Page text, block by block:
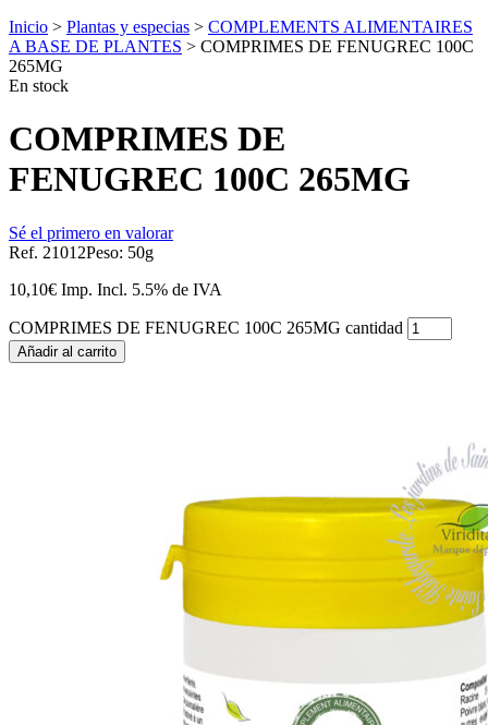
Inicio > Plantas y especias > COMPLEMENTS ALIMENTAIRES
A BASE DE PLANTES > COMPRIMES DE FENUGREC 100C
265MG
En stock
COMPRIMES DE
FENUGREC 100C 265MG
Sé el primero en valorar
Ref. 21012Peso: 50g
10,10€ Imp. Incl. 5.5% de IVA
COMPRIMES DE FENUGREC 100C 265MG cantidad
Añadir al carrito